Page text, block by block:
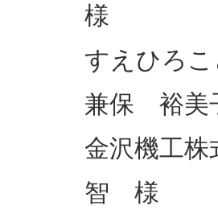
様
すえひろ
兼保 裕
金沢機工
智 様